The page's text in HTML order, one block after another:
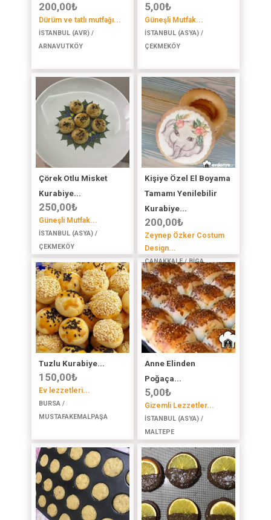
200,00₺
Dürüm ve tatlı mutfağı...
İSTANBUL (AVR) /
ARNAVUTKÖY
5,00₺
Güneşli Mutfak...
İSTANBUL (ASYA) /
ÇEKMEKÖY
Çörek Otlu Misket
Kurabiye...
250,00₺
Güneşli Mutfak...
İSTANBUL (ASYA) /
ÇEKMEKÖY
Kişiye Özel El Boyama
Tamamı Yenilebilir
Kurabiye...
200,00₺
Zeynep Özker Costum
Design...
ÇANAKKALE / BİGA
Tuzlu Kurabiye...
150,00₺
Ev lezzetleri...
BURSA /
MUSTAFAKEMALPAŞA
Anne Elinden
Poğaça...
5,00₺
Gizemli Lezzetler...
İSTANBUL (ASYA) /
MALTEPE